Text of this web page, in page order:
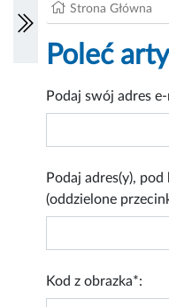
Strona Główna
Poleć
Podaj swój adres
Podaj adres(y), pod
(oddzielone
Kod z obrazka*: